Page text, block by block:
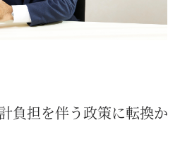
負担を伴う政策に転換か